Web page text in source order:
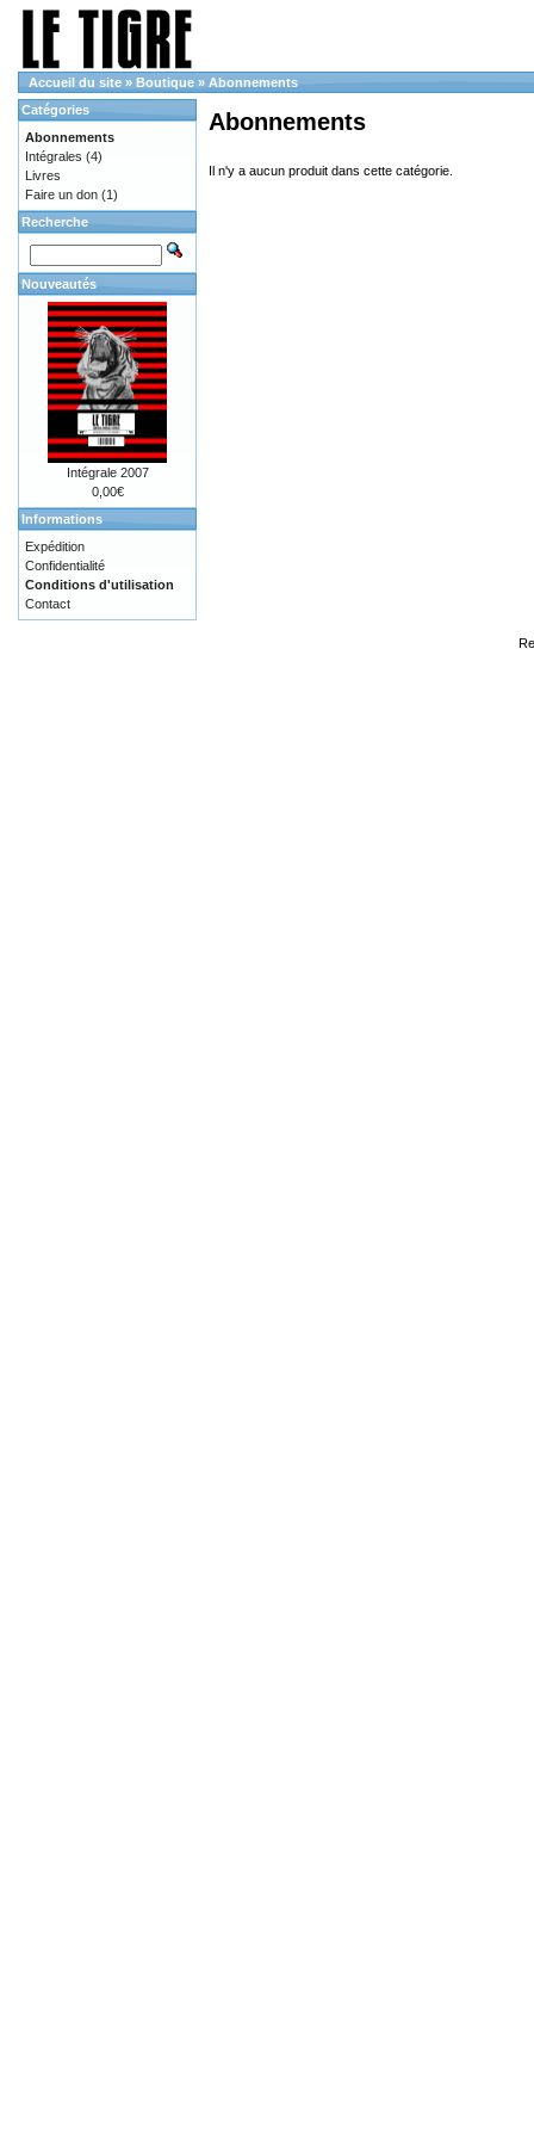
Accueil du site » Boutique » Abonnements
Abonnements
Il n'y a aucun produit dans cette catégorie.
Catégories
Abonnements
Intégrales (4)
Livres
Faire un don (1)
Recherche
Nouveautés
Intégrale 2007
0,00€
Informations
Expédition
Confidentialité
Conditions d'utilisation
Contact